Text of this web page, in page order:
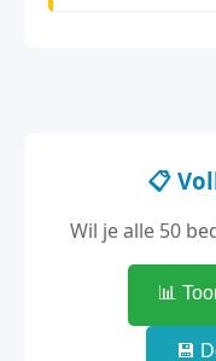
📋
Wil je alle 50
📊
💾